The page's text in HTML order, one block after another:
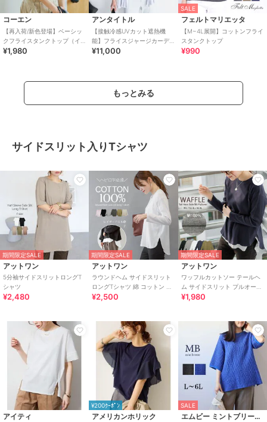
コーエン
【再入荷/新色登場】ベーシッ
クフライスタンクトップ（イ
ンフルエンサー紹介アイテ
¥1,980
アンタイトル
【接触冷感UVカット遮熱機
能】フライスジャージカーデ
ィガン
¥11,000
SALE
フェルトマリエッタ
【M~4L展開】コットンフライ
スタンクトップ
¥990
もっとみる
サイドスリット入りTシャツ
期間限定SALE
アットワン
5分袖サイドスリットロングT
シャツ
¥2,480
期間限定SALE
アットワン
ラウンドヘム サイドスリット
ロングTシャツ 綿 コットン レ
イヤード
¥2,500
期間限定SALE
アットワン
ワッフルカットソー テールヘ
ム サイドスリット プルオーバ
ー
¥1,980
アイティ
¥200ｸｰﾎﾟﾝ
アメリカンホリック
SALE
エムビー ミントブリーズ